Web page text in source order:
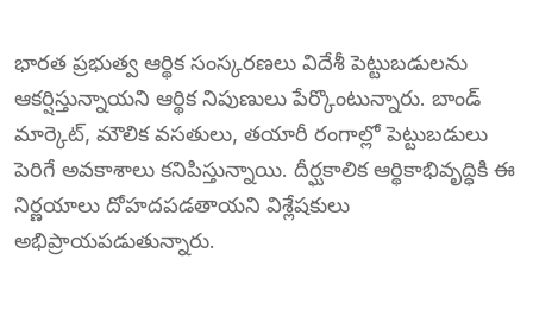
భారత ప్రభుత్వ ఆర్థిక సంస్కరణలు విదేశీ పెట్టుబడులను
ఆకర్షిస్తున్నాయని ఆర్థిక నిపుణులు పేర్కొంటున్నారు. బాండ్
మార్కెట్, మౌలిక వసతులు, తయారీ రంగాల్లో పెట్టుబడులు
పెరిగే అవకాశాలు కనిపిస్తున్నాయి. దీర్ఘకాలిక ఆర్థికాభివృద్ధికి ఈ
నిర్ణయాలు దోహదపడతాయని విశ్లేషకులు
అభిప్రాయపడుతున్నారు.